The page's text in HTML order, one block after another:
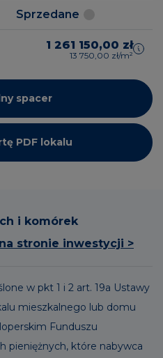
Sprzedane
1 261 150,00 zł
13 750,00 zł/m²
spacer
PDF lokalu
i komórek
na stronie inwestycji >
w pkt 1 i 2 art. 19a Ustawy
mieszkalnego lub domu
Funduszu
pieniężnych, które nabywca